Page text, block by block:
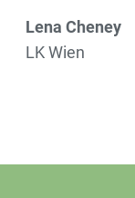
Lena Cheney
LK Wien